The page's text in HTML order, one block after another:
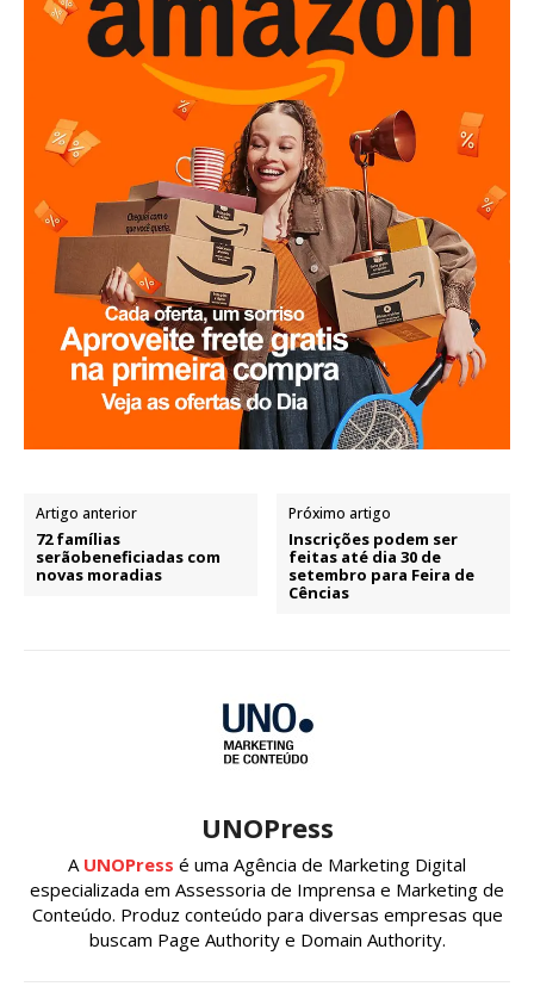
Artigo anterior
72 famílias
serãobeneficiadas com
novas moradias
Próximo artigo
Inscrições podem ser
feitas até dia 30 de
setembro para Feira de
Cências
UNOPress
A UNOPress é uma Agência de Marketing Digital
especializada em Assessoria de Imprensa e Marketing de
Conteúdo. Produz conteúdo para diversas empresas que
buscam Page Authority e Domain Authority.